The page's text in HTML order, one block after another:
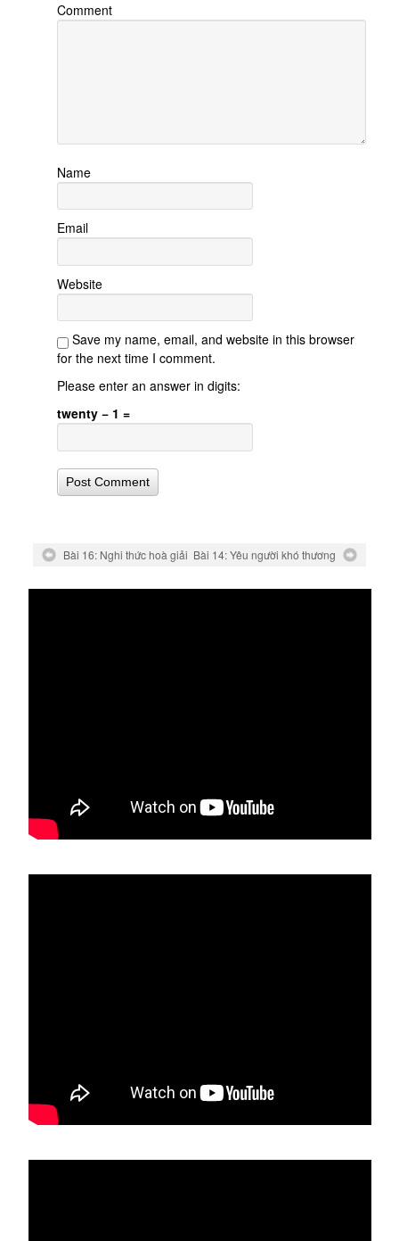
Comment
Name
Email
Website
Save my name, email, and website in this browser
for the next time I comment.
Please enter an answer in digits:
twenty − 1 =
Bài 16: Nghi thức hoà giải Bài 14: Yêu người khó thương